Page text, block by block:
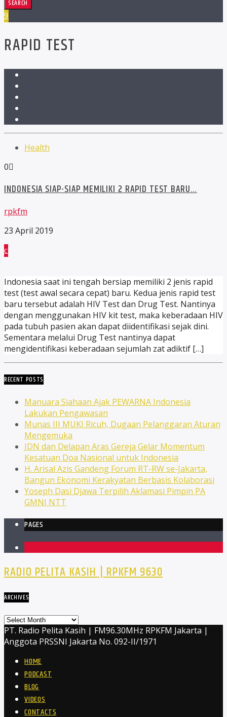
RAPID TEST
Health
0
INDONESIA SIAP-SIAP MEMILIKI 2 RAPID TEST BARU…
rpkfm
23 April 2019
Indonesia saat ini tengah bersiap memiliki 2 jenis rapid
test (test awal secara cepat) baru. Kedua jenis rapid test
baru tersebut adalah HIV Test dan Drug Test. Nantinya
dengan menggunakan HIV kit test, maka keberadaan HIV
pada tubuh pasien akan dapat diidentifikasi sejak dini.
Sementara melalui Drug Test nantinya dapat
mengidentifikasi keberadaan sejumlah zat adiktif […]
RECENT POSTS
Manuara Siahaan Ajak PEWARNA Indonesia
Lakukan Pengawasan
Munas III MUKI Ricuh, Dugaan Pelanggaran Aturan
Mengemuka
JDN dan Delapan Aras Gereja Gelar Momentum
Kesatuan Doa Nasional untuk Indonesia
H. Arisal Azis Gandeng Forum RT-RW se-Jakarta,
Bangun Ekonomi Kerakyatan Berbasis Kolaborasi
Yoseph Dasi Djawa Terpilih Aklamasi Pimpin PA
GMNI NTT
PAGES
RADIO PELITA KASIH | RPKFM 9630
ARCHIVES
Archives
PT. Radio Pelita Kasih | FM96.30MHz RPKFM Jakarta |
Anggota PRSSNI Jakarta No. 092-II/1971
HOME
PODCAST
BLOG
VIDEOS
CONTACTS